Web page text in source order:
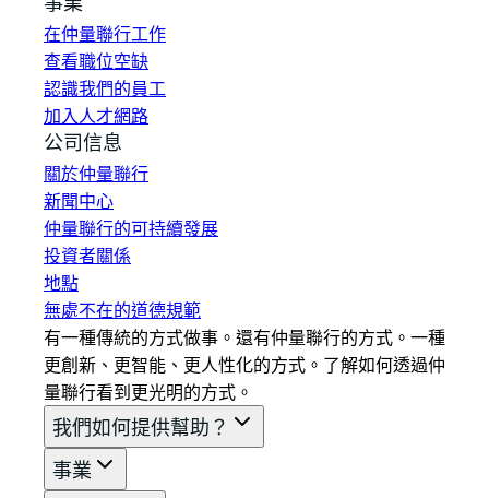
在仲量聯行工作
查看職位空缺
認識我們的員工
加入人才網路
公司信息
關於仲量聯行
新聞中心
仲量聯行的可持續發展
投資者關係
地點
無處不在的道德規範
有一種傳統的方式做事。還有仲量聯行的方式。一種
更創新、更智能、更人性化的方式。了解如何透過仲
量聯行看到更光明的方式。
我們如何提供幫助？
事業